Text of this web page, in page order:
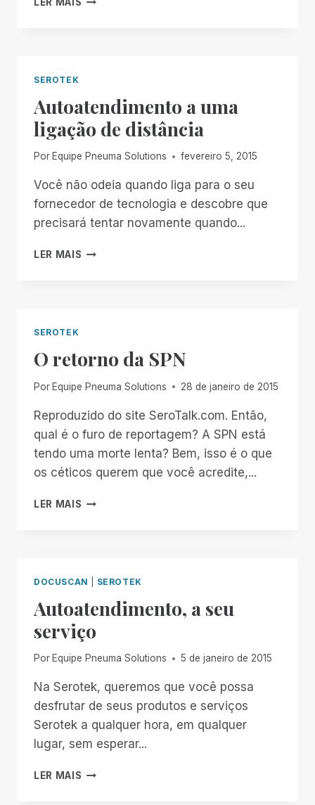
SEROTEK
Autoatendimento a uma
ligação de distância
Por Equipe Pneuma Solutions fevereiro 5, 2015
Você não odeia quando liga para o seu
fornecedor de tecnologia e descobre que
precisará tentar novamente quando...
LER MAIS AUTOATENDIMENTO
SEROTEK
O retorno da SPN
Por Equipe Pneuma Solutions 28 de janeiro de 2015
Reproduzido do site SeroTalk.com. Então,
qual é o furo de reportagem? A SPN está
tendo uma morte lenta? Bem, isso é o que
os céticos querem que você acredite,...
LER MAIS
DOCUSCAN SEROTEK
Autoatendimento, a seu
serviço
Por Equipe Pneuma Solutions 5 de janeiro de 2015
Na Serotek, queremos que você possa
desfrutar de seus produtos e serviços
Serotek a qualquer hora, em qualquer
lugar, sem esperar...
LER MAIS AUTOATENDIMENTO,